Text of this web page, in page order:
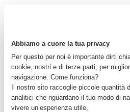
Abbiamo a cuore la tua privacy
Per questo per noi è importante dirti
cookie, nostri e di terze parti, per
navigazione. Come funziona?
Il nostro sito raccoglie piccole quantità
analitici che riguardano il tuo modo di
vivere un’esperienza utile,